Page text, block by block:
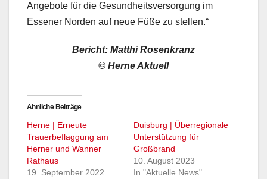
Angebote für die Gesundheitsversorgung im
Essener Norden auf neue Füße zu stellen.“
Bericht: Matthi Rosenkranz
© Herne Aktuell
Ähnliche Beiträge
Herne | Erneute
Trauerbeflaggung am
Herner und Wanner
Rathaus
19. September 2022
Duisburg | Überregionale
Unterstützung für
Großbrand
10. August 2023
In "Aktuelle News"